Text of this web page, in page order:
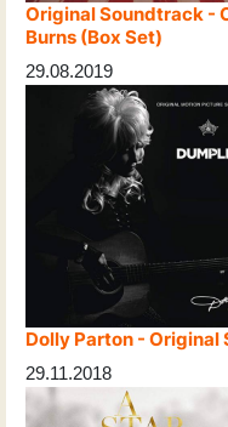
Original Soundtrack -
Burns (Box Set)
29.08.2019
Dolly Parton - Original
29.11.2018